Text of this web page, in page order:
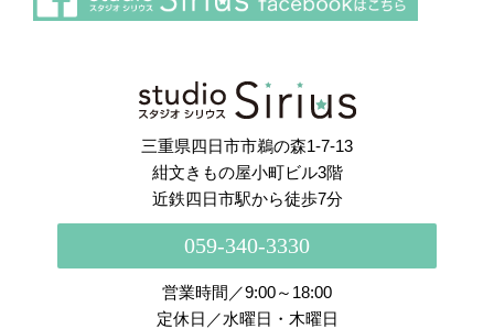
Instagram でフォロー
三重県四日市市鵜の森1-7-13
紺文きもの屋小町ビル3階
近鉄四日市駅から徒歩7分
059-340-3330
営業時間／9:00～18:00
定休日／水曜日・木曜日